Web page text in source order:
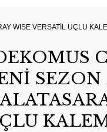
WISE VERSATİL UÇLU